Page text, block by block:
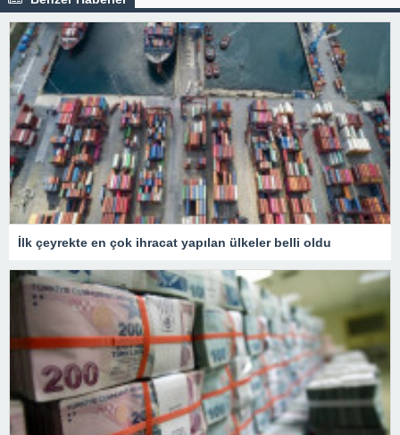
İlk çeyrekte en çok ihracat yapılan ülkeler belli oldu